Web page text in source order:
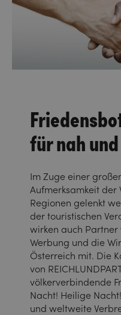
für nah
Im Zuge einer
Aufmerksamkeit der
Regionen gelenkt
der touristischen
wirken auch
Werbung und die
Österreich mit. Die
von
völkerverbindende
Nacht! Heilige
und weltweite